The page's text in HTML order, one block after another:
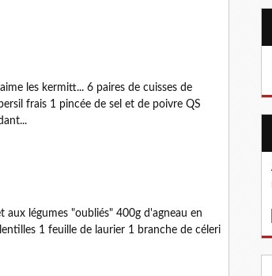
les kermitt... 6 paires de cuisses de
frais 1 pincée de sel et de poivre QS
légumes "oubliés" 400g d'agneau en
1 feuille de laurier 1 branche de céleri